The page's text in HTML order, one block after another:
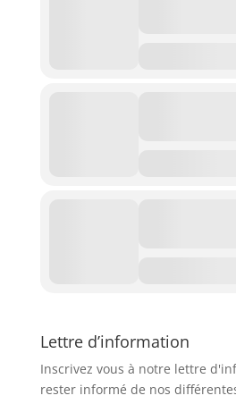
Lettre d’information
Inscrivez vous à notre lettre
rester informé de nos